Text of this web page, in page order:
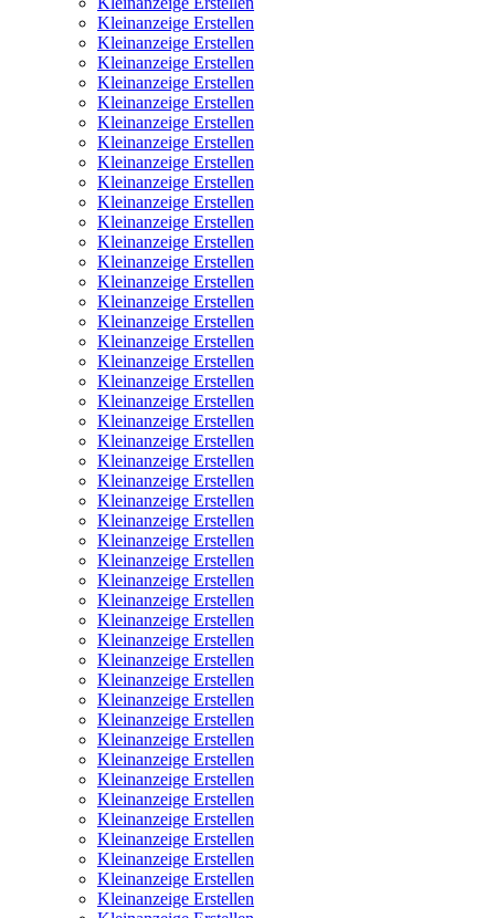
Kleinanzeige Erstellen
Kleinanzeige Erstellen
Kleinanzeige Erstellen
Kleinanzeige Erstellen
Kleinanzeige Erstellen
Kleinanzeige Erstellen
Kleinanzeige Erstellen
Kleinanzeige Erstellen
Kleinanzeige Erstellen
Kleinanzeige Erstellen
Kleinanzeige Erstellen
Kleinanzeige Erstellen
Kleinanzeige Erstellen
Kleinanzeige Erstellen
Kleinanzeige Erstellen
Kleinanzeige Erstellen
Kleinanzeige Erstellen
Kleinanzeige Erstellen
Kleinanzeige Erstellen
Kleinanzeige Erstellen
Kleinanzeige Erstellen
Kleinanzeige Erstellen
Kleinanzeige Erstellen
Kleinanzeige Erstellen
Kleinanzeige Erstellen
Kleinanzeige Erstellen
Kleinanzeige Erstellen
Kleinanzeige Erstellen
Kleinanzeige Erstellen
Kleinanzeige Erstellen
Kleinanzeige Erstellen
Kleinanzeige Erstellen
Kleinanzeige Erstellen
Kleinanzeige Erstellen
Kleinanzeige Erstellen
Kleinanzeige Erstellen
Kleinanzeige Erstellen
Kleinanzeige Erstellen
Kleinanzeige Erstellen
Kleinanzeige Erstellen
Kleinanzeige Erstellen
Kleinanzeige Erstellen
Kleinanzeige Erstellen
Kleinanzeige Erstellen
Kleinanzeige Erstellen